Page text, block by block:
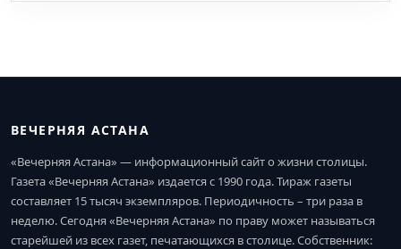
ВЕЧЕРНЯЯ АСТАНА
«Вечерняя Астана» — информационный сайт о жизни столицы.
Газета «Вечерняя Астана» издается с 1990 года. Тираж газеты
составляет 15 тысяч экземпляров. Периодичность – три раза в
неделю. Сегодня «Вечерняя Астана» по праву может называться
старейшей из всех газет, печатающихся в столице. Собственник: